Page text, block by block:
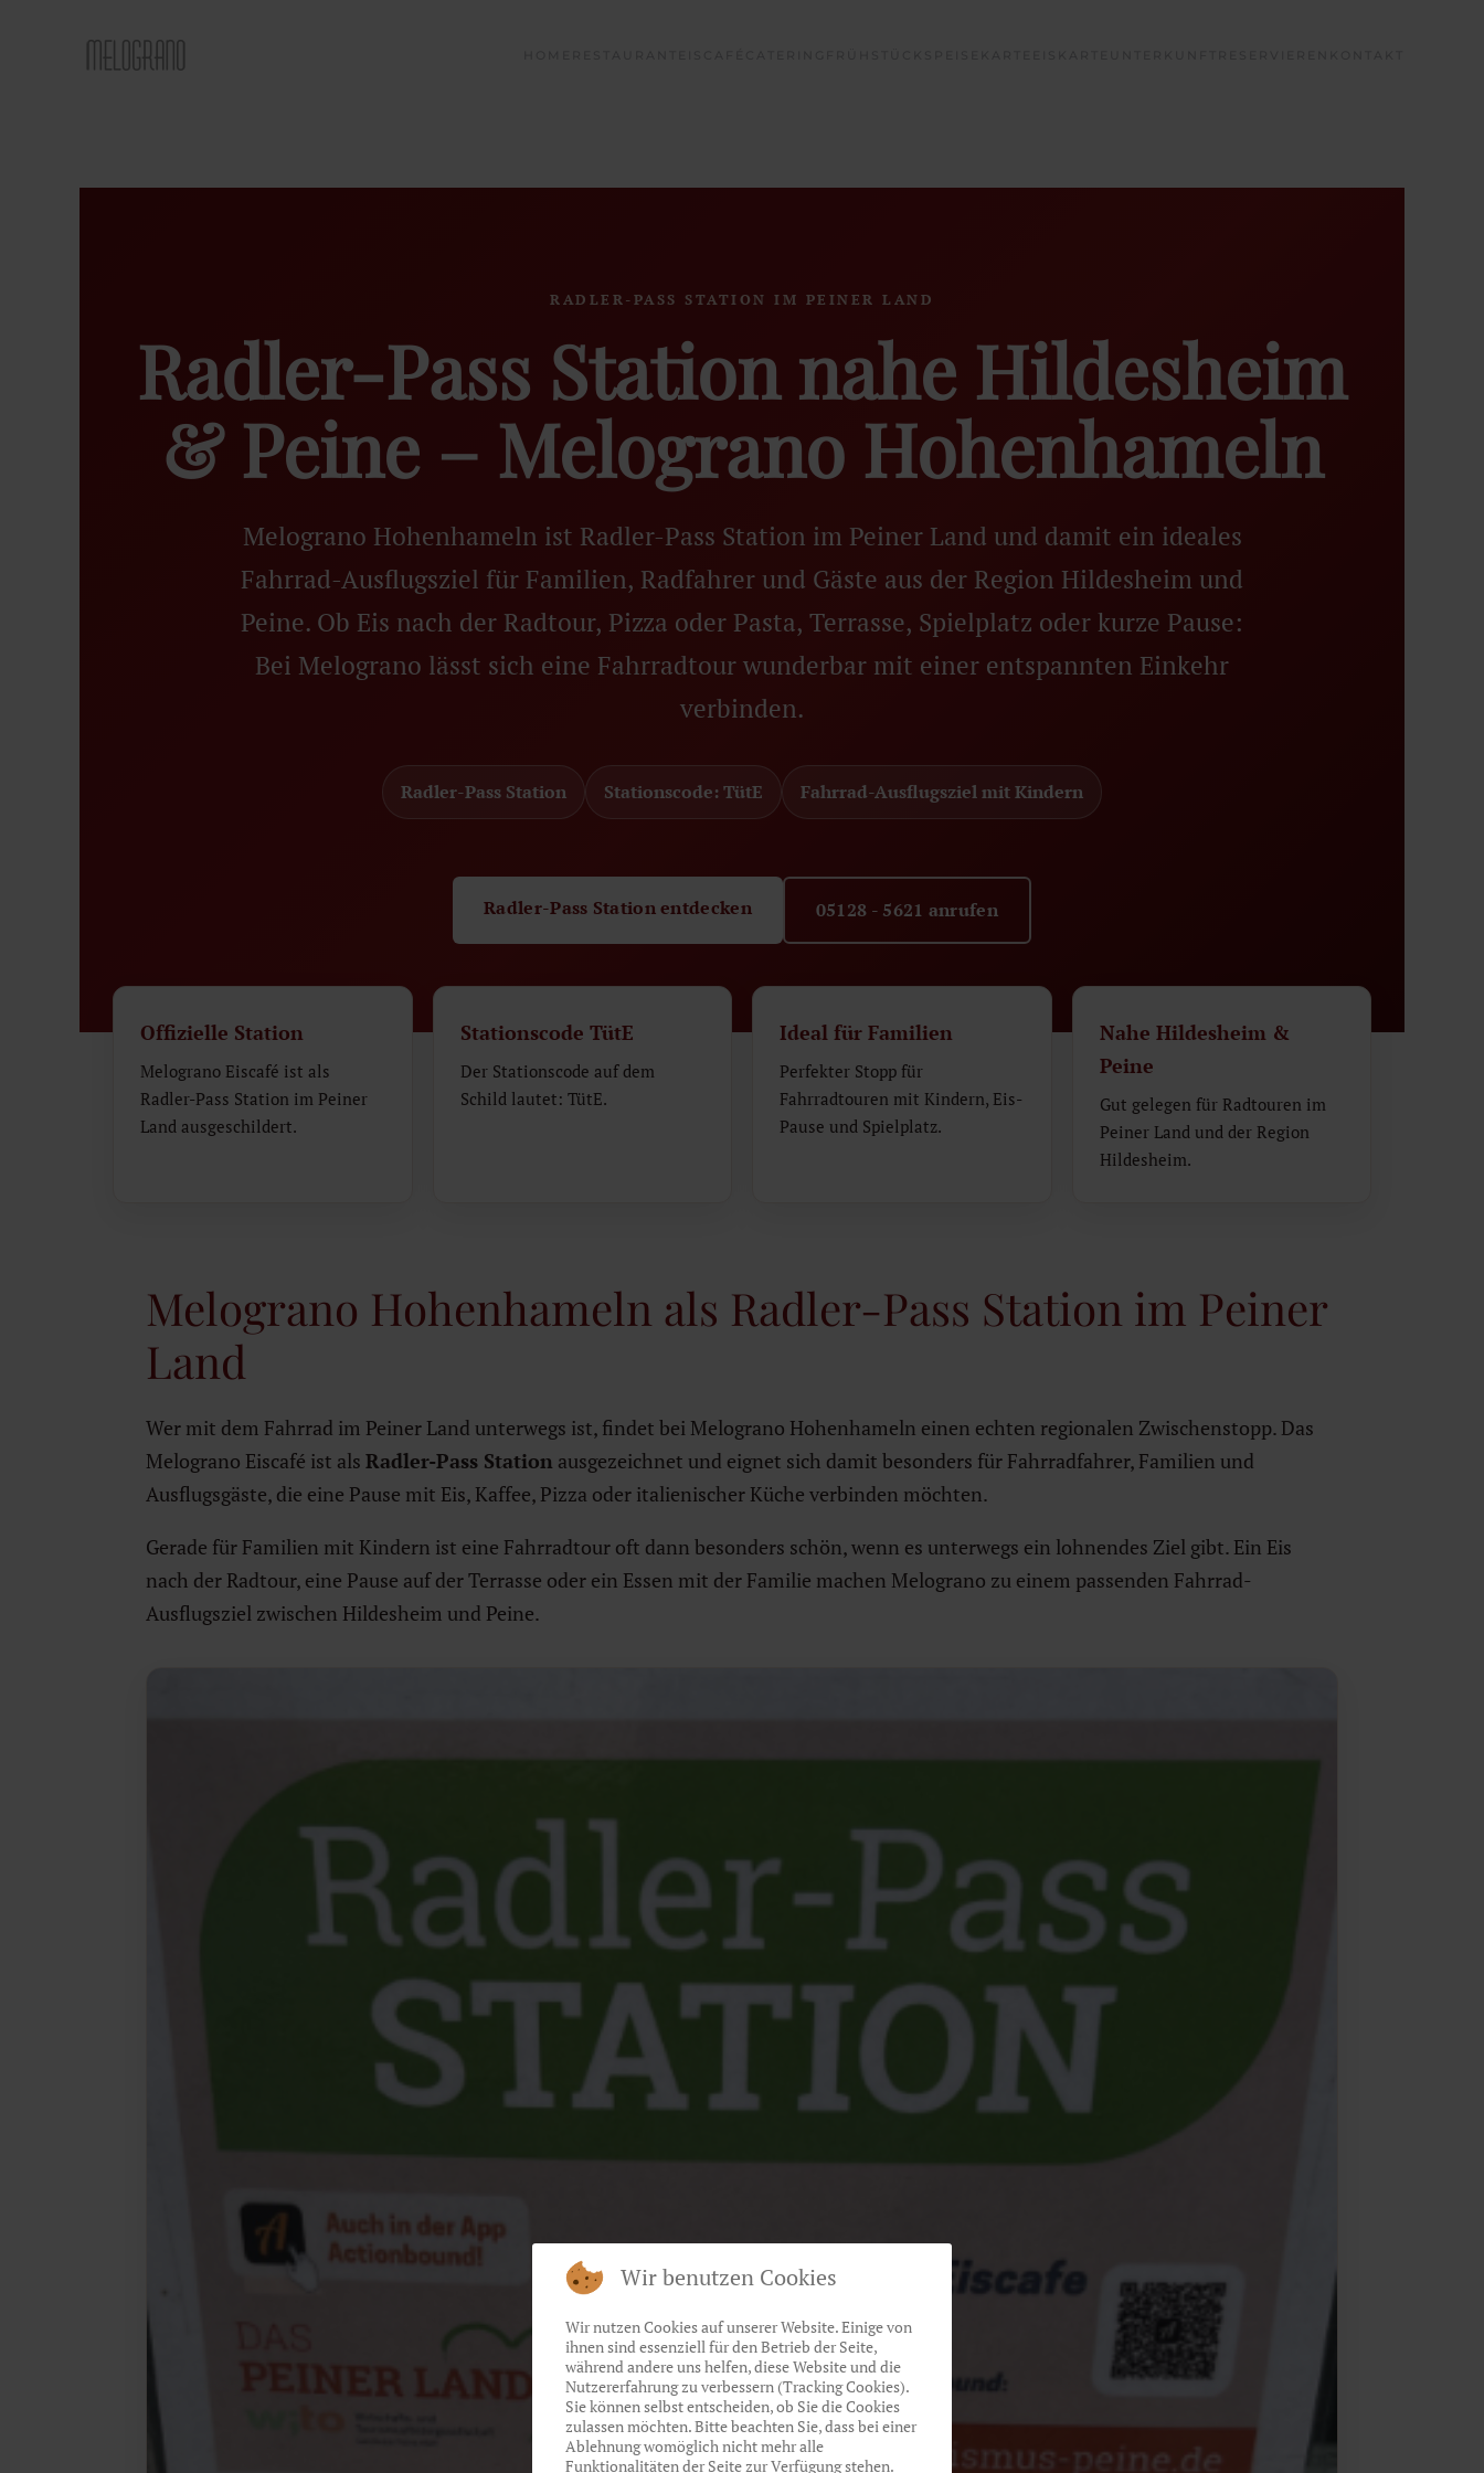
Zum Hauptinhalt springen
RADLER-PASS STATION IM PEINER LAND
Radler-Pass Station nahe Hildesheim
& Peine – Melograno Hohenhameln
Melograno Hohenhameln ist Radler-Pass Station im Peiner Land und damit ein ideales
Fahrrad-Ausflugsziel für Familien, Radfahrer und Gäste aus der Region Hildesheim und
Peine. Ob Eis nach der Radtour, Pizza oder Pasta, Terrasse, Spielplatz oder kurze Pause:
Bei Melograno lässt sich eine Fahrradtour wunderbar mit einer entspannten Einkehr
verbinden.
Radler-Pass Station Stationscode: TütE Fahrrad-Ausflugsziel mit Kindern
Radler-Pass Station entdecken 05128 - 5621 anrufen
Offizielle Station
Melograno Eiscafé ist als
Radler-Pass Station im Peiner
Land ausgeschildert.
Stationscode TütE
Der Stationscode auf dem
Schild lautet: TütE.
Ideal für Familien
Perfekter Stopp für
Fahrradtouren mit Kindern, Eis-
Pause und Spielplatz.
Nahe Hildesheim &
Peine
Gut gelegen für Radtouren im
Peiner Land und der Region
Hildesheim.
Melograno Hohenhameln als Radler-Pass Station im Peiner
Land
Wer mit dem Fahrrad im Peiner Land unterwegs ist, findet bei Melograno Hohenhameln einen echten regionalen Zwischenstopp. Das
Melograno Eiscafé ist als Radler-Pass Station ausgezeichnet und eignet sich damit besonders für Fahrradfahrer, Familien und
Ausflugsgäste, die eine Pause mit Eis, Kaffee, Pizza oder italienischer Küche verbinden möchten.
Gerade für Familien mit Kindern ist eine Fahrradtour oft dann besonders schön, wenn es unterwegs ein lohnendes Ziel gibt. Ein Eis
nach der Radtour, eine Pause auf der Terrasse oder ein Essen mit der Familie machen Melograno zu einem passenden Fahrrad-
Ausflugsziel zwischen Hildesheim und Peine.
Wir benutzen Cookies
Wir nutzen Cookies auf unserer Website. Einige von
ihnen sind essenziell für den Betrieb der Seite,
während andere uns helfen, diese Website und die
Nutzererfahrung zu verbessern (Tracking Cookies).
Sie können selbst entscheiden, ob Sie die Cookies
zulassen möchten. Bitte beachten Sie, dass bei einer
Ablehnung womöglich nicht mehr alle
Funktionalitäten der Seite zur Verfügung stehen.